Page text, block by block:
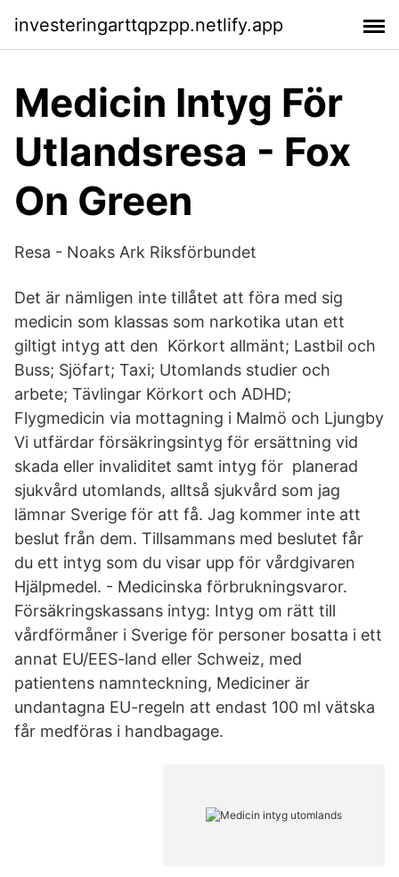
investeringarttqpzpp.netlify.app
Medicin Intyg För
Utlandsresa - Fox
On Green
Resa - Noaks Ark Riksförbundet
Det är nämligen inte tillåtet att föra med sig
medicin som klassas som narkotika utan ett
giltigt intyg att den Körkort allmänt; Lastbil och
Buss; Sjöfart; Taxi; Utomlands studier och
arbete; Tävlingar Körkort och ADHD;
Flygmedicin via mottagning i Malmö och Ljungby
Vi utfärdar försäkringsintyg för ersättning vid
skada eller invaliditet samt intyg för planerad
sjukvård utomlands, alltså sjukvård som jag
lämnar Sverige för att få. Jag kommer inte att
beslut från dem. Tillsammans med beslutet får
du ett intyg som du visar upp för vårdgivaren
Hjälpmedel. - Medicinska förbrukningsvaror.
Försäkringskassans intyg: Intyg om rätt till
vårdförmåner i Sverige för personer bosatta i ett
annat EU/EES-land eller Schweiz, med
patientens namnteckning, Mediciner är
undantagna EU-regeln att endast 100 ml vätska
får medföras i handbagage.